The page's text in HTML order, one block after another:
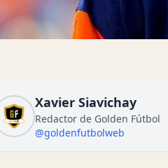
Xavier Siavichay
Redactor de Golden Fútbol
@goldenfutbolweb